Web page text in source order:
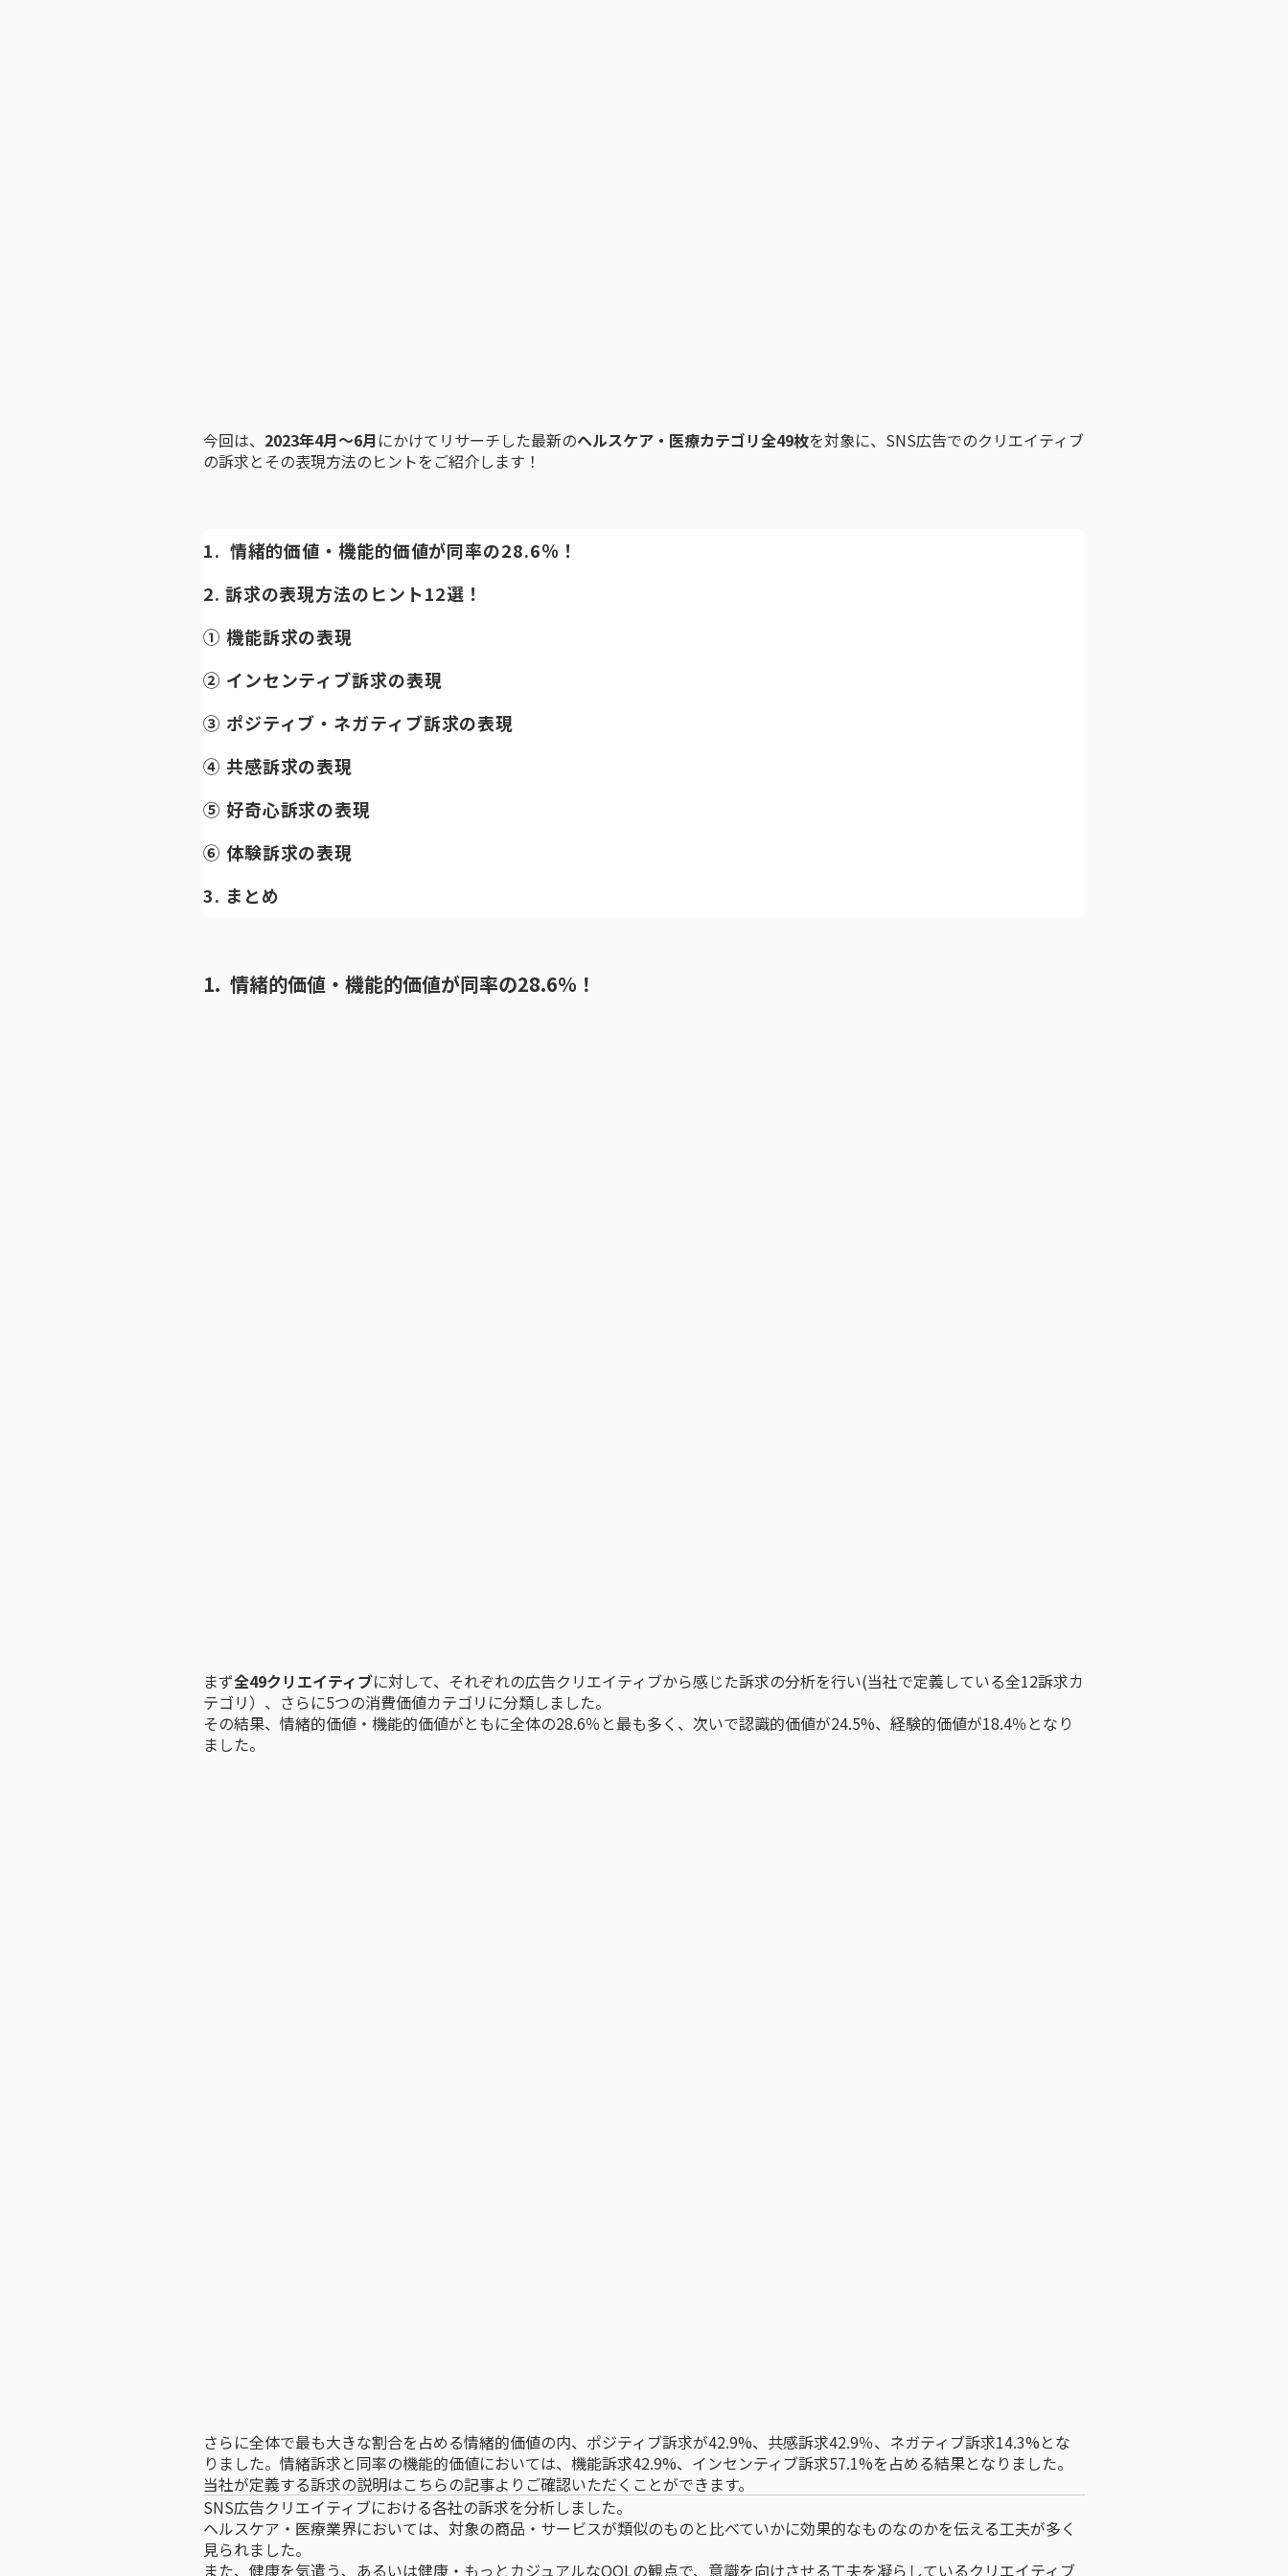
今回は、 2023年4月〜6月にかけてリサーチした最新のヘルスケア・医療カテゴリ全49枚を対象に、SNS広告でのクリエイティブ
の訴求とその表現方法のヒントをご紹介します！
1. 情緒的価値・機能的価値が同率の28.6％！
2. 訴求の表現方法のヒント12選！
① 機能訴求の表現
② インセンティブ訴求の表現
③ ポジティブ・ネガティブ訴求の表現
④ 共感訴求の表現
⑤ 好奇心訴求の表現
⑥ 体験訴求の表現
3. まとめ
1. 情緒的価値・機能的価値が同率の28.6％！
まず全49クリエイティブに対して、それぞれの広告クリエイティブから感じた訴求の分析を行い(当社で定義している全12訴求カ
テゴリ）、さらに5つの消費価値カテゴリに分類しました。
その結果、情緒的価値・機能的価値がともに全体の28.6％と最も多く、次いで認識的価値が24.5%、経験的価値が18.4％となり
ました。
さらに全体で最も大きな割合を占める情緒的価値の内、ポジティブ訴求が42.9%、共感訴求42.9％、ネガティブ訴求14.3%とな
りました。情緒訴求と同率の機能的価値においては、機能訴求42.9%、インセンティブ訴求57.1%を占める結果となりました。
当社が定義する訴求の説明はこちらの記事よりご確認いただくことができます。
SNS広告クリエイティブにおける各社の訴求を分析しました。
ヘルスケア・医療業界においては、対象の商品・サービスが類似のものと比べていかに効果的なものなのかを伝える工夫が多く
見られました。
また、健康を気遣う、あるいは健康・もっとカジュアルなQOLの観点で、意識を向けさせる工夫を凝らしているクリエイティブ